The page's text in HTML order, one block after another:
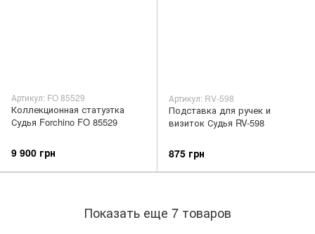
Артикул: FO 85529
Коллекционная статуэтка
Судья Forchino FO 85529
9 900 грн
Артикул: RV-598
Подставка для ручек и
визиток Судья RV-598
875 грн
Показать еще 7 товаров